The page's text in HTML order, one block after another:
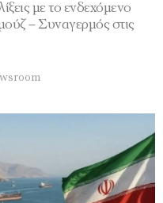
με το ενδεχόμενο
– Συναγερμός στις